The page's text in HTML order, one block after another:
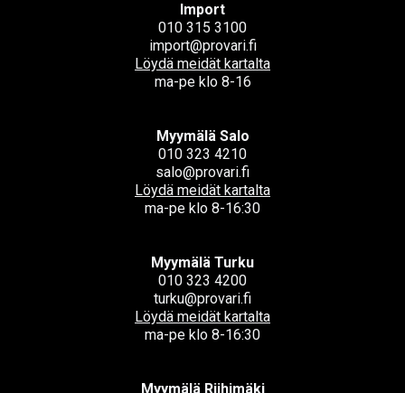
Import
010 315 3100
import@provari.fi
Löydä meidät kartalta
ma-pe klo 8-16
Myymälä Salo
010 323 4210
salo@provari.fi
Löydä meidät kartalta
ma-pe klo 8-16:30
Myymälä Turku
010 323 4200
turku@provari.fi
Löydä meidät kartalta
ma-pe klo 8-16:30
Myymälä Riihimäki